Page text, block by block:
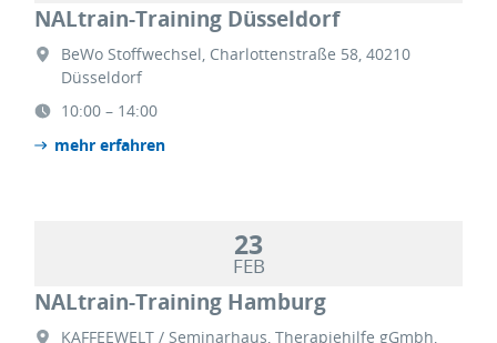
NALtrain-Training Düsseldorf
BeWo Stoffwechsel, Charlottenstraße 58, 40210
Düsseldorf
10:00 – 14:00
mehr erfahren
23
FEB
NALtrain-Training Hamburg
KAFFEEWELT / Seminarhaus, Therapiehilfe gGmbh,